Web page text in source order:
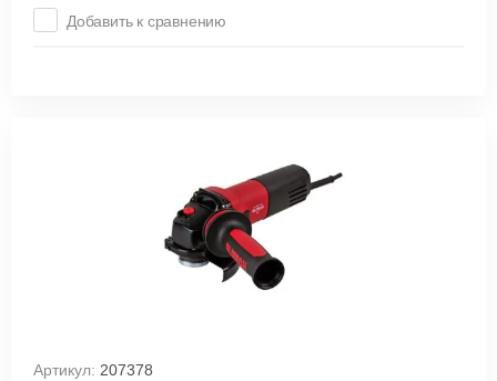
Добавить к сравнению
Артикул: 207378